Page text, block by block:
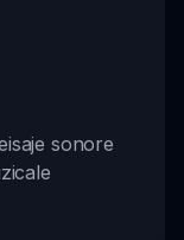
sonore